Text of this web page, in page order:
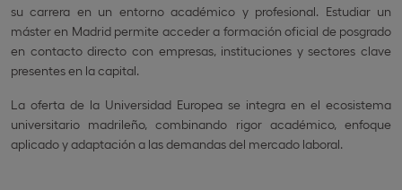
su carrera en un entorno académico y profesional. Estudiar un
máster en Madrid permite acceder a formación oficial de posgrado
en contacto directo con empresas, instituciones y sectores clave
presentes en la capital.
La oferta de la Universidad Europea se integra en el ecosistema
universitario madrileño, combinando rigor académico, enfoque
aplicado y adaptación a las demandas del mercado laboral.